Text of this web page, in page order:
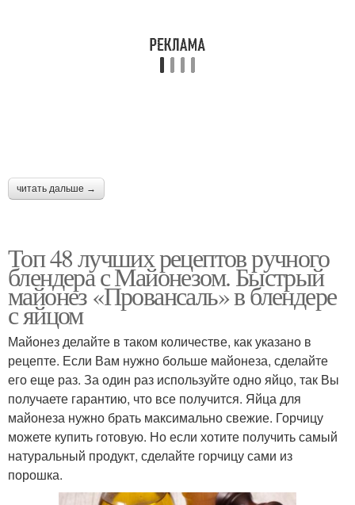
читать дальше →
Топ 48 лучших рецептов ручного
блендера с Майонезом. Быстрый
майонез «Провансаль» в блендере
с яйцом
Майонез делайте в таком количестве, как указано в
рецепте. Если Вам нужно больше майонеза, сделайте
его еще раз. За один раз используйте одно яйцо, так Вы
получаете гарантию, что все получится. Яйца для
майонеза нужно брать максимально свежие. Горчицу
можете купить готовую. Но если хотите получить самый
натуральный продукт, сделайте горчицу сами из
порошка.